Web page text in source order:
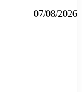
07/08/2026